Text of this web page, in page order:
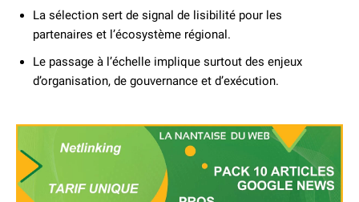
La sélection sert de signal de lisibilité pour les
partenaires et l’écosystème régional.
Le passage à l’échelle implique surtout des enjeux
d’organisation, de gouvernance et d’exécution.